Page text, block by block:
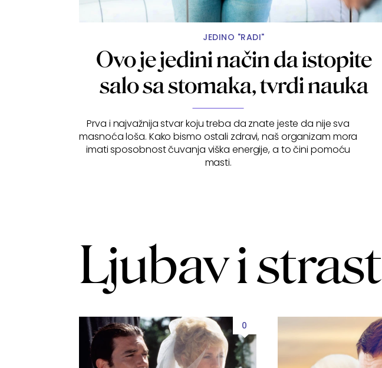
JEDINO "RADI"
Ovo je jedini način da istopite
salo sa stomaka, tvrdi nauka
Prva i najvažnija stvar koju treba da znate jeste da nije sva
masnoća loša. Kako bismo ostali zdravi, naš organizam mora
imati sposobnost čuvanja viška energije, a to čini pomoću
masti.
Ljubav i strast
0